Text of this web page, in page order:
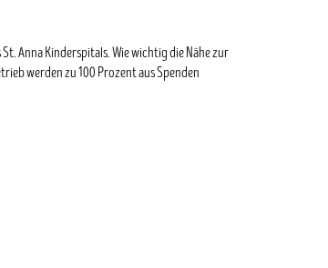
Anna Kinderspitals. Wie wichtig die Nähe zur
werden zu 100 Prozent aus Spenden